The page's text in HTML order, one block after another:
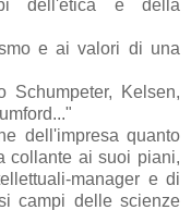
dell'etica e della
e ai valori di una
Schumpeter, Kelsen,
..."
dell'impresa quanto
collante ai suoi piani,
-manager e di
campi delle scienze